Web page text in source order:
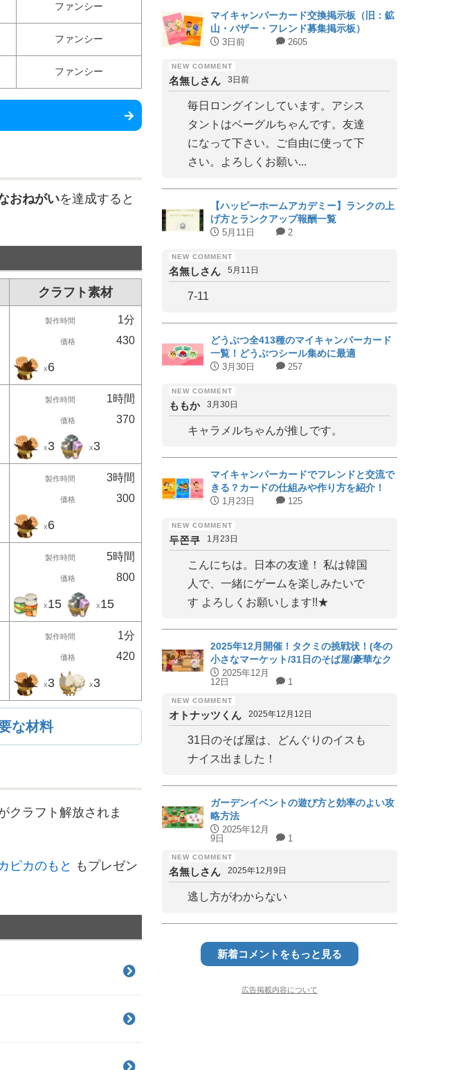
ファンシー
ファンシー
ファンシー
おねがいを達成すると
クラフト素材
製作時間 1分
価格 430
x6
製作時間 1時間
価格 370
x3 x3
製作時間 3時間
価格 300
x6
製作時間 5時間
価格 800
x15 x15
製作時間 1分
価格 420
x3 x3
な材料
クラフト解放されま
ピカのもと もプレゼン
マイキャンパーカード交換掲示板（旧：鉱
山・バザー・フレンド募集掲示板）
3日前 2605
名無しさん 3日前
毎日ロングインしています。アシス
タントはベーグルちゃんです。友達
になって下さい。ご自由に使って下
さい。よろしくお願い...
【ハッピーホームアカデミー】ランクの上
げ方とランクアップ報酬一覧
5月11日 2
名無しさん 5月11日
7-11
どうぶつ全413種のマイキャンパーカード
一覧！どうぶつシール集めに最適
3月30日 257
ももか 3月30日
キャラメルちゃんが推しです。
マイキャンパーカードでフレンドと交流で
きる？カードの仕組みや作り方を紹介！
1月23日 125
두쫀쿠 1月23日
こんにちは。日本の友達！ 私は韓国
人で、一緒にゲームを楽しみたいで
す よろしくお願いします!!★
2025年12月開催！タクミの挑戦状！(冬の
小さなマーケット/31日のそば屋/豪華なク
リスマス会)パーフェクト家具と代用家具
を紹介！【ハッピーホームアカデミー】
2025年12月
12日
1
オトナッツくん 2025年12月12日
31日のそば屋は、どんぐりのイスも
ナイス出ました！
ガーデンイベントの遊び方と効率のよい攻
略方法
2025年12月
9日
1
名無しさん 2025年12月9日
逃し方がわからない
新着コメントをもっと見る
広告掲載内容について